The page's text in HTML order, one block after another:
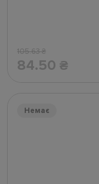
105.63₴
84.50 ₴
Немає